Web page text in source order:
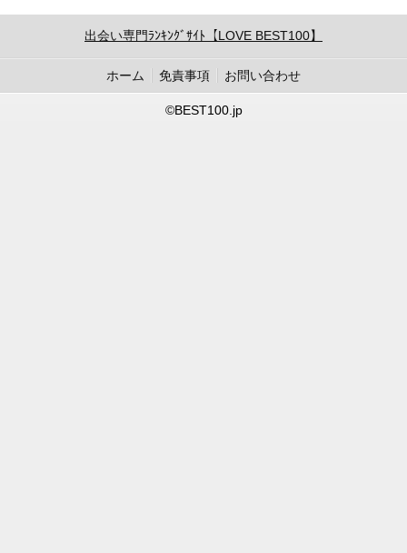
出会い専門ﾗﾝｷﾝｸﾞｻｲﾄ【LOVE BEST100】
ホーム 免責事項 お問い合わせ
©BEST100.jp